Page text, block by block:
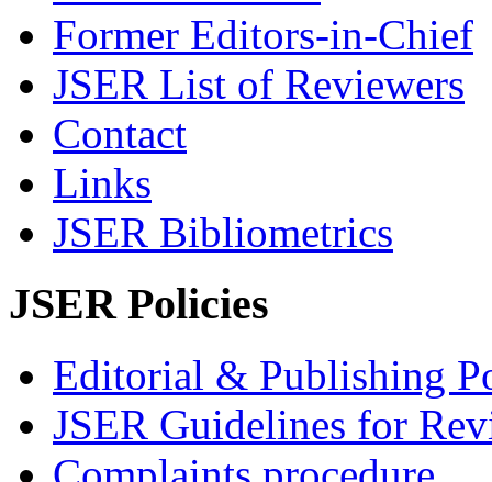
Former Editors-in-Chief
JSER List of Reviewers
Contact
Links
JSER Bibliometrics
JSER Policies
Editorial & Publishing
JSER Guidelines for